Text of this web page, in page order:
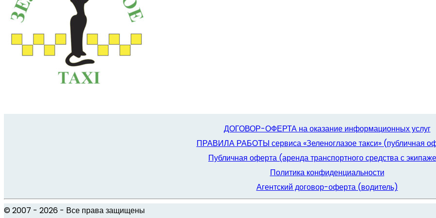
ДОГОВОР-ОФЕРТА на оказание информационных услуг
ПРАВИЛА РАБОТЫ сервиса «Зеленоглазое такси» (публичная
Публичная оферта (аренда транспортного средства с
Политика конфиденциальности
Агентский договор-оферта (водитель)
© 2007 - 2026 - Все права защищены